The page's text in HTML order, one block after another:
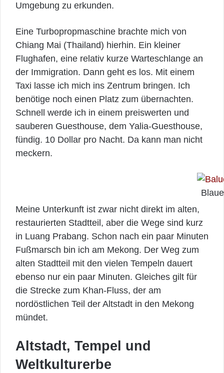
Umgebung zu erkunden.
Eine Turbopropmaschine brachte mich von
Chiang Mai (Thailand) hierhin. Ein kleiner
Flughafen, eine relativ kurze Warteschlange an
der Immigration. Dann geht es los. Mit einem
Taxi lasse ich mich ins Zentrum bringen. Ich
benötige noch einen Platz zum übernachten.
Schnell werde ich in einem preiswerten und
sauberen Guesthouse, dem Yalia-Guesthouse,
fündig. 10 Dollar pro Nacht. Da kann man nicht
meckern.
Meine Unterkunft ist zwar nicht direkt im alten,
restaurierten Stadtteil, aber die Wege sind kurz
in Luang Prabang. Schon nach ein paar Minuten
Fußmarsch bin ich am Mekong. Der Weg zum
alten Stadtteil mit den vielen Tempeln dauert
ebenso nur ein paar Minuten. Gleiches gilt für
die Strecke zum Khan-Fluss, der am
nordöstlichen Teil der Altstadt in den Mekong
mündet.
Altstadt, Tempel und
Weltkulturerbe